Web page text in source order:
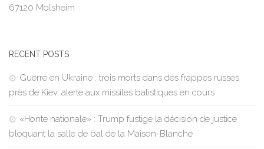
67120 Molsheim
RECENT POSTS
Guerre en Ukraine : trois morts dans des frappes russes
près de Kiev, alerte aux missiles balistiques en cours
«Honte nationale» : Trump fustige la décision de justice
bloquant la salle de bal de la Maison-Blanche